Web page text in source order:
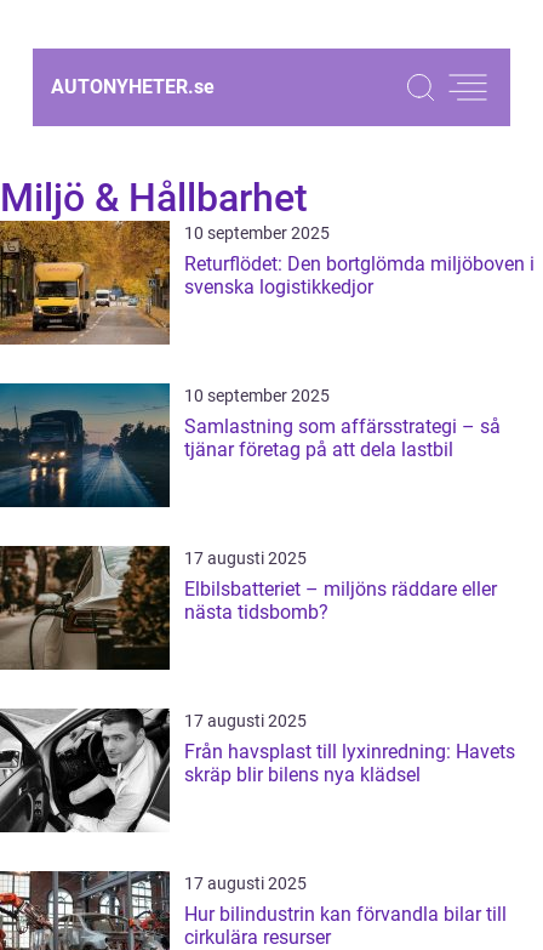
AUTONYHETER.se
Miljö & Hållbarhet
10 september 2025
Returflödet: Den bortglömda miljöboven i
svenska logistikkedjor
10 september 2025
Samlastning som affärsstrategi – så
tjänar företag på att dela lastbil
17 augusti 2025
Elbilsbatteriet – miljöns räddare eller
nästa tidsbomb?
17 augusti 2025
Från havsplast till lyxinredning: Havets
skräp blir bilens nya klädsel
17 augusti 2025
Hur bilindustrin kan förvandla bilar till
cirkulära resurser